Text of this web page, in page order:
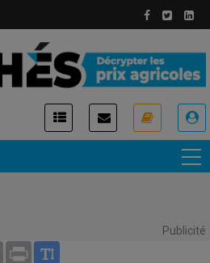
Publicité
Email Print